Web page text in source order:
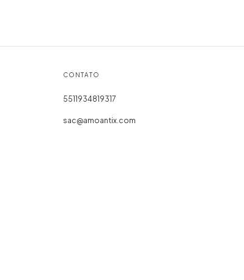
CONTATO
5511934819317
sac@amoantix.com